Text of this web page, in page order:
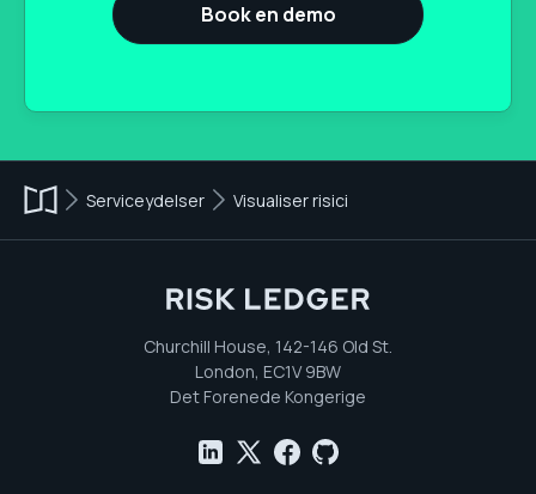
Book en demo
Serviceydelser Visualiser risici
Churchill House, 142-146 Old St.
London, EC1V 9BW
Det Forenede Kongerige